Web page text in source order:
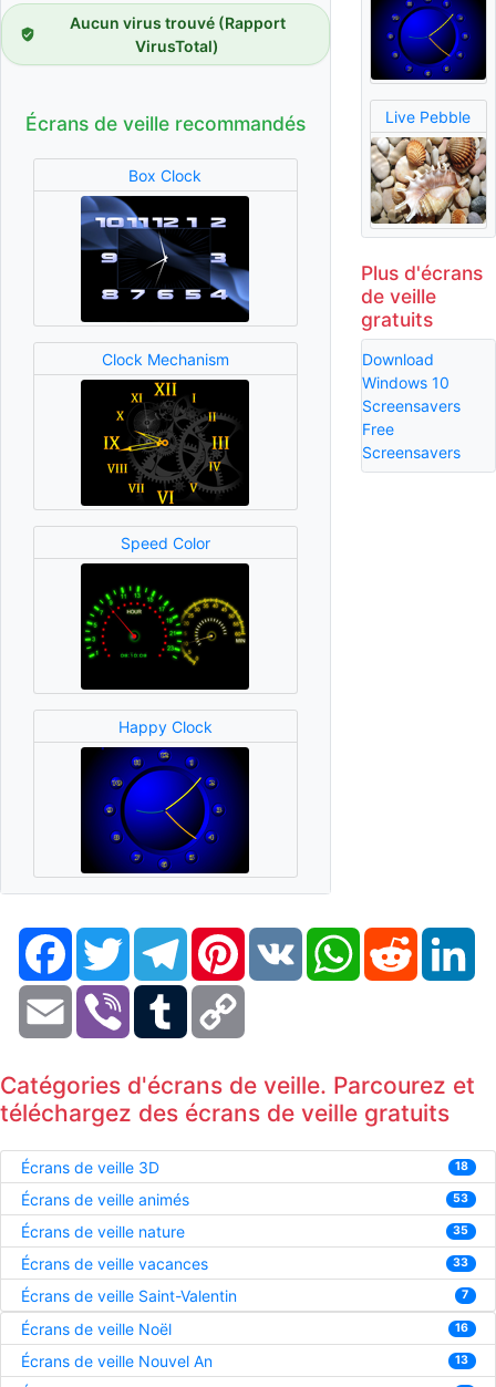
Aucun virus trouvé (Rapport
VirusTotal)
Écrans de veille recommandés
Box Clock
Clock Mechanism
Speed Color
Happy Clock
Live Pebble
Plus d'écrans
de veille
gratuits
Download
Windows 10
Screensavers
Free
Screensavers
FacebookTwitter TelegramPinterestVK WhatsAppReddit
Email Viber Tumblr
Catégories d'écrans de veille. Parcourez et
téléchargez des écrans de veille gratuits
Écrans de veille 3D 18
Écrans de veille animés 53
Écrans de veille nature 35
Écrans de veille vacances 33
Écrans de veille Saint-Valentin 7
Écrans de veille Noël 16
Écrans de veille Nouvel An 13